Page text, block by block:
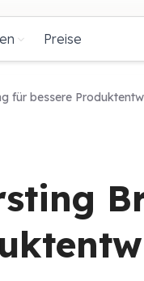
Preise
für bessere